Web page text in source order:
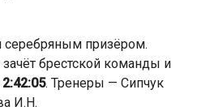
серебряным призёром.
брестской команды и
2:42:05. Тренеры — Сипчук
И.Н.